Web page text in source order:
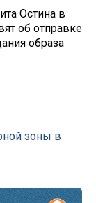
Остина в
об отправке
образа
зоны в